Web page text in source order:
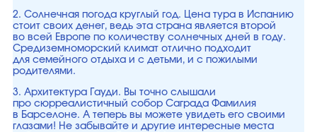
2. Солнечная погода круглый год. Цена тура в Испанию
стоит своих денег, ведь эта страна является второй
во всей Европе по количеству солнечных дней в году.
Средиземноморский климат отлично подходит
для семейного отдыха и с детьми, и с пожилыми
родителями.
3. Архитектура Гауди. Вы точно слышали
про сюрреалистичный собор Саграда Фамилия
в Барселоне. А теперь вы можете увидеть его своими
глазами! Не забывайте и другие интересные места